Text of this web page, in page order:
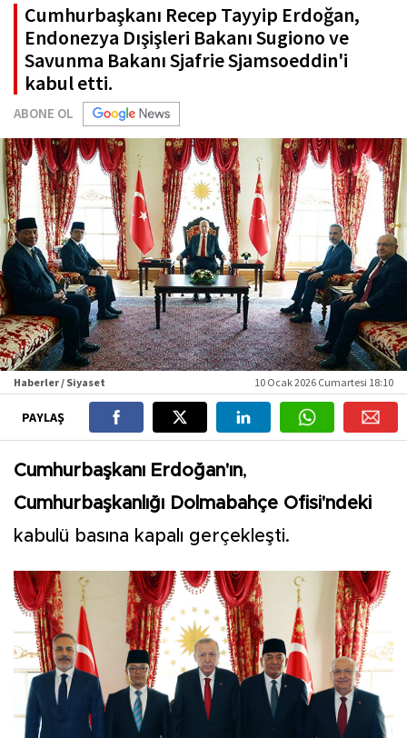
Cumhurbaşkanı Recep Tayyip Erdoğan,
Endonezya Dışişleri Bakanı Sugiono ve
Savunma Bakanı Sjafrie Sjamsoeddin'i
kabul etti.
ABONE OL
Haberler / Siyaset 10 Ocak 2026 Cumartesi 18:10
PAYLAŞ
Cumhurbaşkanı Erdoğan'ın,
Cumhurbaşkanlığı Dolmabahçe Ofisi'ndeki
kabulü basına kapalı gerçekleşti.